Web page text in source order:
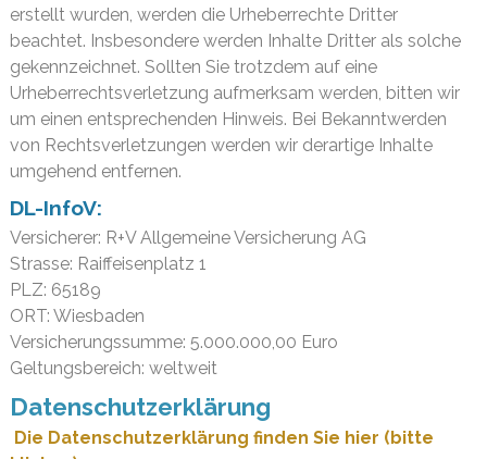
erstellt wurden, werden die Urheberrechte Dritter
beachtet. Insbesondere werden Inhalte Dritter als solche
gekennzeichnet. Sollten Sie trotzdem auf eine
Urheberrechtsverletzung aufmerksam werden, bitten wir
um einen entsprechenden Hinweis. Bei Bekanntwerden
von Rechtsverletzungen werden wir derartige Inhalte
umgehend entfernen.
DL-InfoV:
Versicherer: R+V Allgemeine Versicherung AG
Strasse: Raiffeisenplatz 1
PLZ: 65189
ORT: Wiesbaden
Versicherungssumme: 5.000.000,00 Euro
Geltungsbereich: weltweit
Datenschutzerklärung
Die Datenschutzerklärung finden Sie hier (bitte